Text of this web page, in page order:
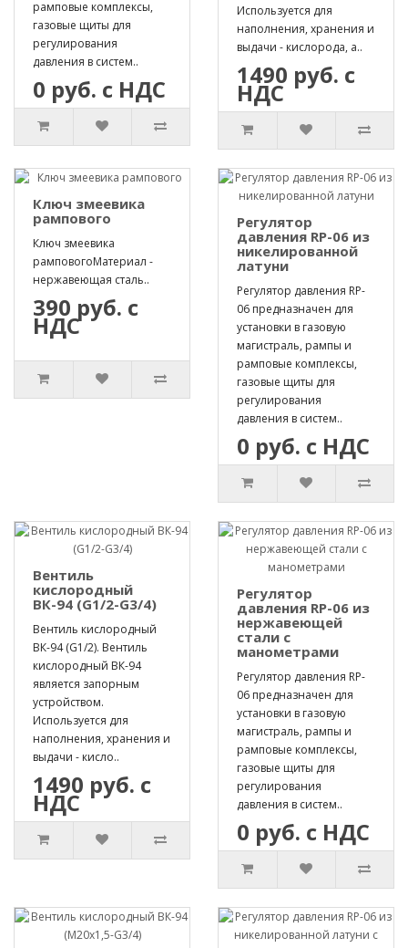
рамповые комплексы,
газовые щиты для
регулирования
давления в систем..
0 руб. с НДС
Используется для
наполнения, хранения и
выдачи - кислорода, а..
1490 руб. с
НДС
Ключ змеевика
рампового
Ключ змеевика
рамповогоМатериал -
нержавеющая сталь..
390 руб. с
НДС
Регулятор
давления RP-06 из
никелированной
латуни
Регулятор давления RP-
06 предназначен для
установки в газовую
магистраль, рампы и
рамповые комплексы,
газовые щиты для
регулирования
давления в систем..
0 руб. с НДС
Вентиль
кислородный
ВК-94 (G1/2-G3/4)
Вентиль кислородный
ВК-94 (G1/2). Вентиль
кислородный ВК-94
является запорным
устройством.
Используется для
наполнения, хранения и
выдачи - кисло..
1490 руб. с
НДС
Регулятор
давления RP-06 из
нержавеющей
стали с
манометрами
Регулятор давления RP-
06 предназначен для
установки в газовую
магистраль, рампы и
рамповые комплексы,
газовые щиты для
регулирования
давления в систем..
0 руб. с НДС